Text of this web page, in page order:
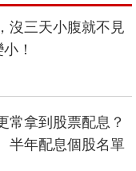
沒三天小腹就不見
！
常拿到股票配息？
半年配息個股名單